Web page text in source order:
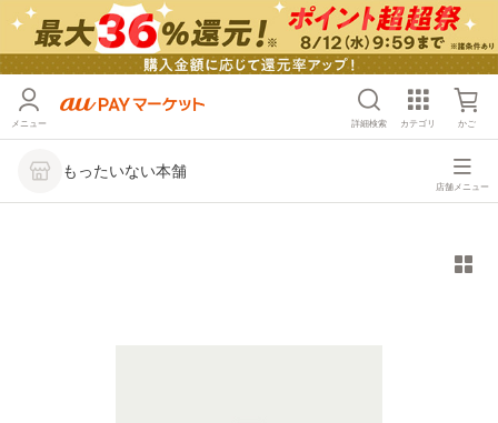
メニュー 詳細検索 カテゴリ かご
もったいない本舗
店舗メニュー